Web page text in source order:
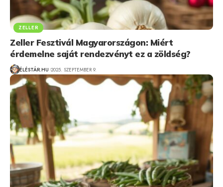
ZELLER
Zeller Fesztivál Magyarországon: Miért
érdemelne saját rendezvényt ez a zöldség?
ÉLÉSTÁR.HU 2025. SZEPTEMBER 9.